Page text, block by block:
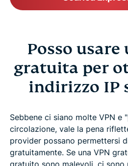
Posso usare
gratuita per
indirizzo IP
Sebbene ci siano molte VPN e
circolazione, vale la pena
provider possano permettersi
gratuitamente. Se una VPN